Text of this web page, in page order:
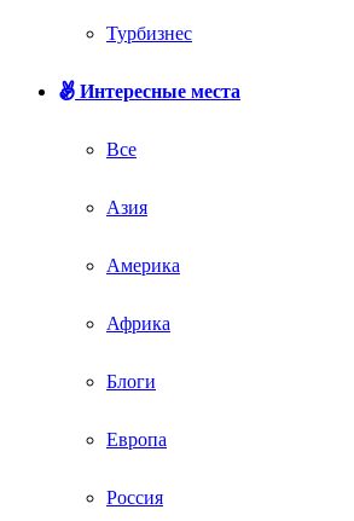
Турбизнес
Интересные места
Все
Азия
Америка
Африка
Блоги
Европа
Россия